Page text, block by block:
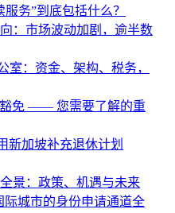
务”到底包括什么？
：市场波动加剧，逾半数
室：资金、架构、税务，
豁免 —— 您需要了解的重
新加坡补充退休计划
景：政策、机遇与未来
际城市的身份申请通道全